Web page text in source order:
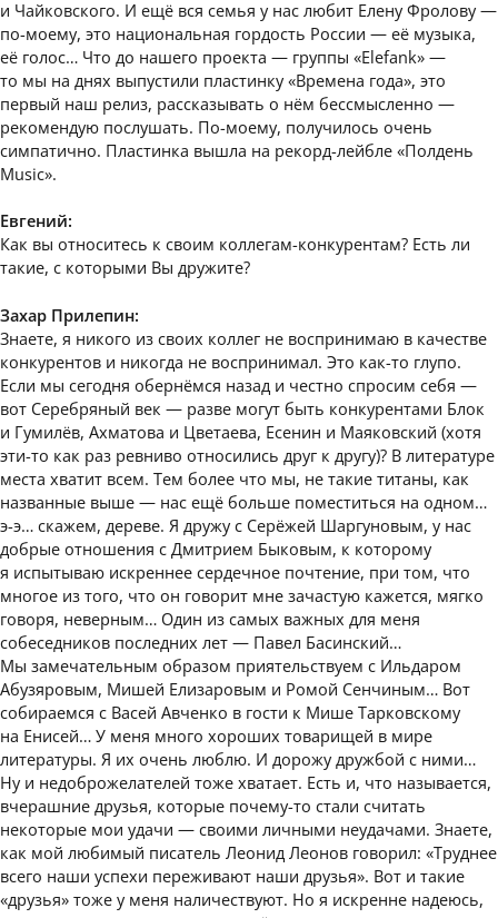
и Чайковского. И ещё вся семья у нас любит Елену Фролову —
по-моему, это национальная гордость России — её музыка,
её голос… Что до нашего проекта — группы «Elefank» —
то мы на днях выпустили пластинку «Времена года», это
первый наш релиз, рассказывать о нём бессмысленно —
рекомендую послушать. По-моему, получилось очень
симпатично. Пластинка вышла на рекорд-лейбле «Полдень
Music».
Евгений:
Как вы относитесь к своим коллегам-конкурентам? Есть ли
такие, с которыми Вы дружите?
Захар Прилепин:
Знаете, я никого из своих коллег не воспринимаю в качестве
конкурентов и никогда не воспринимал. Это как-то глупо.
Если мы сегодня обернёмся назад и честно спросим себя —
вот Серебряный век — разве могут быть конкурентами Блок
и Гумилёв, Ахматова и Цветаева, Есенин и Маяковский (хотя
эти-то как раз ревниво относились друг к другу)? В литературе
места хватит всем. Тем более что мы, не такие титаны, как
названные выше — нас ещё больше поместиться на одном…
э-э… скажем, дереве. Я дружу с Серёжей Шаргуновым, у нас
добрые отношения с Дмитрием Быковым, к которому
я испытываю искреннее сердечное почтение, при том, что
многое из того, что он говорит мне зачастую кажется, мягко
говоря, неверным… Один из самых важных для меня
собеседников последних лет — Павел Басинский…
Мы замечательным образом приятельствуем с Ильдаром
Абузяровым, Мишей Елизаровым и Ромой Сенчиным… Вот
собираемся с Васей Авченко в гости к Мише Тарковскому
на Енисей… У меня много хороших товарищей в мире
литературы. Я их очень люблю. И дорожу дружбой с ними…
Ну и недоброжелателей тоже хватает. Есть и, что называется,
вчерашние друзья, которые почему-то стали считать
некоторые мои удачи — своими личными неудачами. Знаете,
как мой любимый писатель Леонид Леонов говорил: «Труднее
всего наши успехи переживают наши друзья». Вот и такие
«друзья» тоже у меня наличествуют. Но я искренне надеюсь,